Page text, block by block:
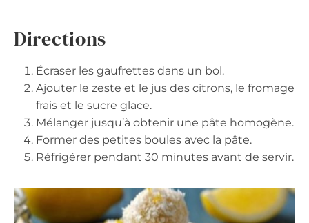
Directions
Écraser les gaufrettes dans un bol.
Ajouter le zeste et le jus des citrons, le fromage
frais et le sucre glace.
Mélanger jusqu’à obtenir une pâte homogène.
Former des petites boules avec la pâte.
Réfrigérer pendant 30 minutes avant de servir.